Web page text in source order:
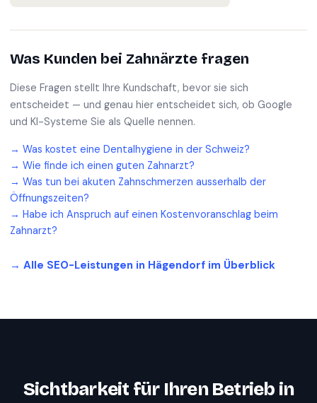
Was Kunden bei Zahnärzte fragen
Diese Fragen stellt Ihre Kundschaft, bevor sie sich
entscheidet — und genau hier entscheidet sich, ob Google
und KI-Systeme Sie als Quelle nennen.
→ Was kostet eine Dentalhygiene in der Schweiz?
→ Wie finde ich einen guten Zahnarzt?
→ Was tun bei akuten Zahnschmerzen ausserhalb der
Öffnungszeiten?
→ Habe ich Anspruch auf einen Kostenvoranschlag beim
Zahnarzt?
→ Alle SEO-Leistungen in Hägendorf im Überblick
Sichtbarkeit für Ihren Betrieb in